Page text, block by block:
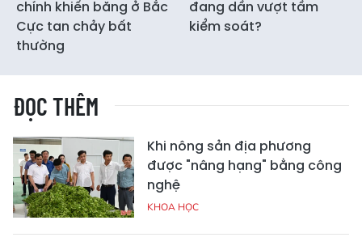
chính khiến băng ở Bắc
Cực tan chảy bất
thường
đang dần vượt tầm
kiểm soát?
ĐỌC THÊM
Khi nông sản địa phương
được "nâng hạng" bằng công
nghệ
KHOA HỌC